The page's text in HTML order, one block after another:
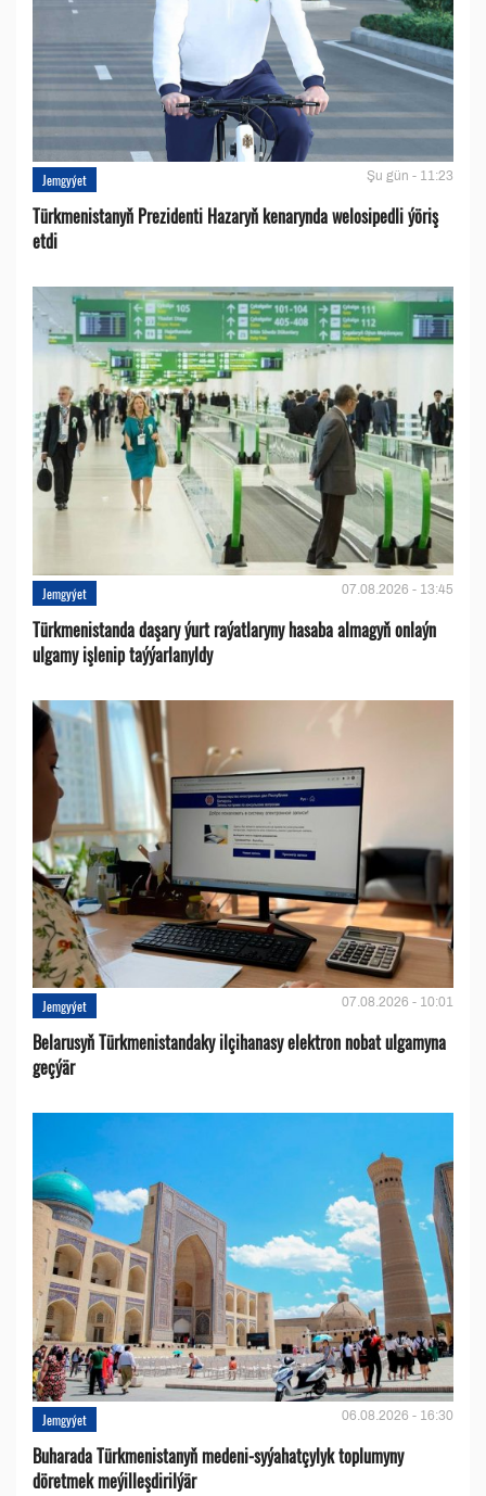
Jemgyýet Şu gün - 11:23
Türkmenistanyň Prezidenti Hazaryň kenarynda welosipedli ýöriş
etdi
Jemgyýet 07.08.2026 - 13:45
Türkmenistanda daşary ýurt raýatlaryny hasaba almagyň onlaýn
ulgamy işlenip taýýarlanyldy
Jemgyýet 07.08.2026 - 10:01
Belarusyň Türkmenistandaky ilçihanasy elektron nobat ulgamyna
geçýär
Jemgyýet 06.08.2026 - 16:30
Buharada Türkmenistanyň medeni-syýahatçylyk toplumyny
döretmek meýilleşdirilýär